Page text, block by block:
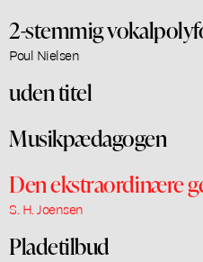
2-stemmig
Poul Nielsen
uden titel
Musikpædagogen
Den ekstraordinære
S. H. Joensen
Pladetilbud